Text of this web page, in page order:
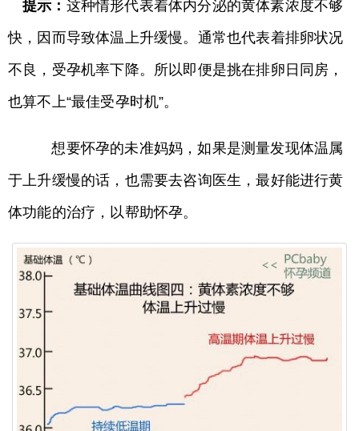
提示： 这种情形代表着体内分泌的黄体素浓度不够
快，因而导致体温上升缓慢。通常也代表着排卵状况
不良，受孕机率下降。所以即便是挑在排卵日同房，
也算不上“最佳受孕时机”。
想要怀孕的未准妈妈，如果是测量发现体温属
于上升缓慢的话，也需要去咨询医生，最好能进行黄
体功能的治疗，以帮助怀孕。